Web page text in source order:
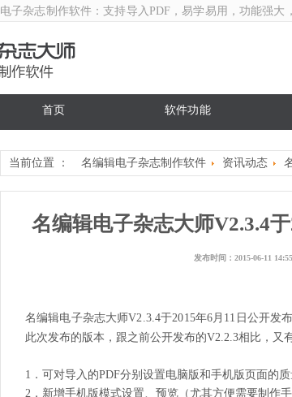
电子杂志制作软件 ：支持导入PDF，易学易用，功能强大
首页 软件功能
当前位置 ： 名编辑电子杂志制作软件 资讯动态
名编辑电子杂志大师V2.3.4
发布时间：2015-06-11
名编辑电子杂志大师V2.3.4于2015年6月11日公开发布
此次发布的版本，跟之前公开发布的V2.2.3相比，
1．可对导入的PDF分别设置电脑版和手机版页面的
2．新增手机版模式设置、预览（尤其方便需要制作